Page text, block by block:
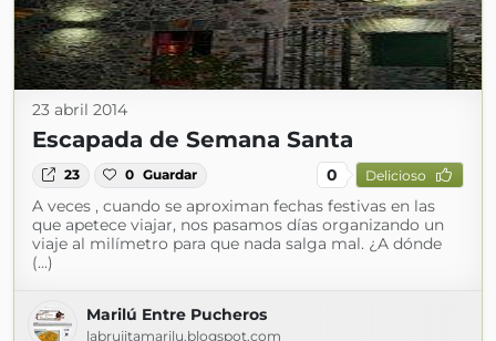
23 abril 2014
Escapada de Semana Santa
23 0 Guardar 0 Delicioso
A veces , cuando se aproximan fechas festivas en las
que apetece viajar, nos pasamos días organizando un
viaje al milímetro para que nada salga mal. ¿A dónde
(...)
Marilú Entre Pucheros
labrujitamarilu.blogspot.com